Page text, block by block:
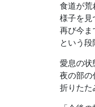
食道が荒
様子を見
再び今ま
という段
愛息の状
夜の部の
折りたた